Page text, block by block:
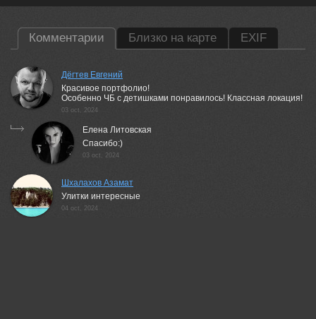
Комментарии Близко на карте EXIF
Дёгтев Евгений
Красивое портфолио!
Особенно ЧБ с детишками понравилось! Классная локация!
03 oct, 2024
Елена Литовская
Спасибо:)
03 oct, 2024
Шхалахов Азамат
Улитки интересные
04 oct, 2024